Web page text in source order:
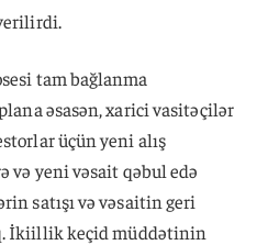
tam bağlanma
əsasən, xarici vasitəçilər
üçün yeni alış
və yeni vəsait qəbul edə
satışı və vəsaitin geri
İkiillik keçid müddətinin